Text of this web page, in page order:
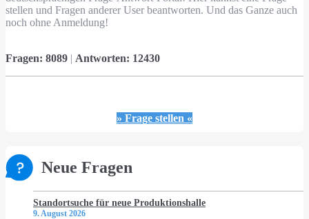
stellen und Fragen anderer User beantworten. Und das Ganze auch
noch ohne Anmeldung!
Fragen: 8089 | Antworten: 12430
» Frage stellen «
Neue Fragen
Standortsuche für neue Produktionshalle
9. August 2026